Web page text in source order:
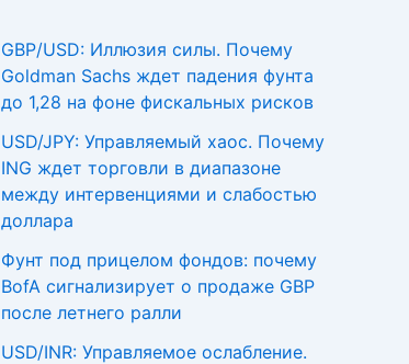
GBP/USD: Иллюзия силы. Почему
Goldman Sachs ждет падения фунта
до 1,28 на фоне фискальных рисков
USD/JPY: Управляемый хаос. Почему
ING ждет торговли в диапазоне
между интервенциями и слабостью
доллара
Фунт под прицелом фондов: почему
BofA сигнализирует о продаже GBP
после летнего ралли
USD/INR: Управляемое ослабление.